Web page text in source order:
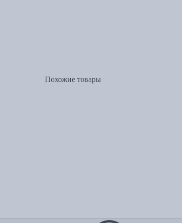
Похожие товары